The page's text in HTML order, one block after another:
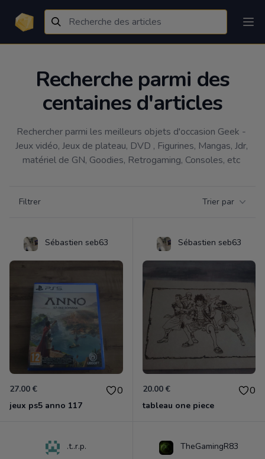
Recherche parmi des
centaines d'articles
Rechercher parmi les meilleurs objets d'occasion Geek -
Jeux vidéo, Jeux de plateau, DVD , Figurines, Mangas, Jdr,
matériel de GN, Goodies, Retrogaming, Consoles, etc
Filtrer Trier par
Sébastien seb63
27.00 € 0
jeux ps5 anno 117
Sébastien seb63
20.00 € 0
tableau one piece
.t..r.p. TheGamingR83